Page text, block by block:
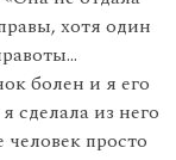
хотя один
болен и я его
сделала из него
просто